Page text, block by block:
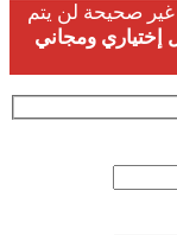
غير صحيحة لن يتم
إختياري ومجاني